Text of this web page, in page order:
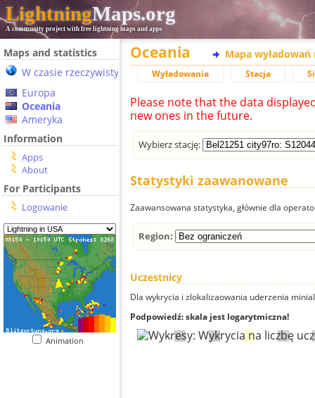
LightningMaps.org
A community project with free lightning maps and apps
Maps and statistics
W czasie rzeczywistym
Europa
Oceania
Ameryka
Information
Apps
About
For Participants
Logowanie
Animation
Oceania Mapa wyładowań
Wyładowania Stacja
Please note that the data
new ones in the future.
Wybierz stację:
Statystyki zaawanowane
Zaawansowana statystyka, głównie dla
Region:
Uczestnicy
Dla wykrycia i zlokalizaowania uderzenia
Podpowiedź: skala jest logarytmiczna!